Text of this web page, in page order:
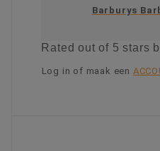
Barburys
Ratedout of 5 stars
Log in of maak een